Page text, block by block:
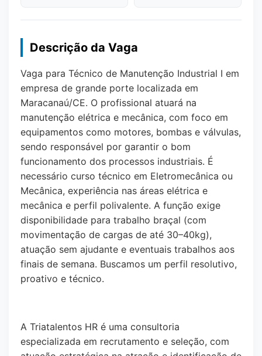
Descrição da Vaga
Vaga para Técnico de Manutenção Industrial I em
empresa de grande porte localizada em
Maracanaú/CE. O profissional atuará na
manutenção elétrica e mecânica, com foco em
equipamentos como motores, bombas e válvulas,
sendo responsável por garantir o bom
funcionamento dos processos industriais. É
necessário curso técnico em Eletromecânica ou
Mecânica, experiência nas áreas elétrica e
mecânica e perfil polivalente. A função exige
disponibilidade para trabalho braçal (com
movimentação de cargas de até 30–40kg),
atuação sem ajudante e eventuais trabalhos aos
finais de semana. Buscamos um perfil resolutivo,
proativo e técnico.
A Triatalentos HR é uma consultoria
especializada em recrutamento e seleção, com